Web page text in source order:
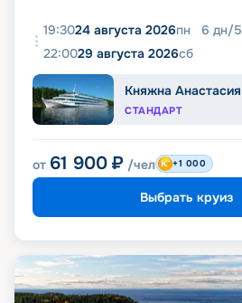
19:3024 августа 2026пн 6 дн/5
22:0029 августа 2026сб
Княжна Анастасия
СТАНДАРТ
от 61 900 ₽ /чел +1 000
Выбрать круиз